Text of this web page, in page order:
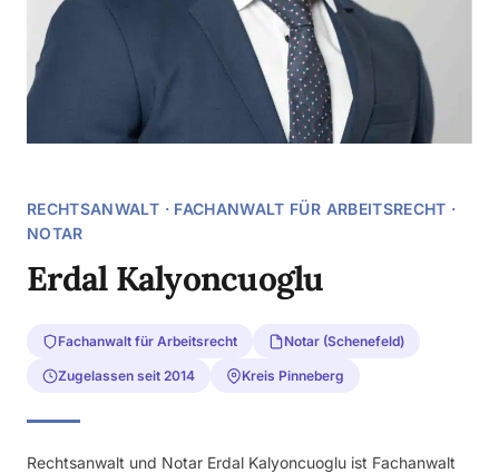
RECHTSANWALT · FACHANWALT FÜR ARBEITSRECHT ·
NOTAR
Erdal Kalyoncuoglu
Fachanwalt für Arbeitsrecht Notar (Schenefeld)
Zugelassen seit 2014 Kreis Pinneberg
Rechtsanwalt und Notar Erdal Kalyoncuoglu ist Fachanwalt